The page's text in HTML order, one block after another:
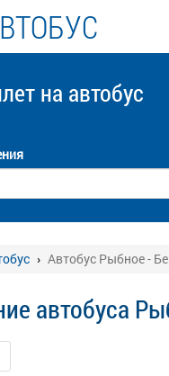
на автобус
Автобус Рыбное -
автобуса